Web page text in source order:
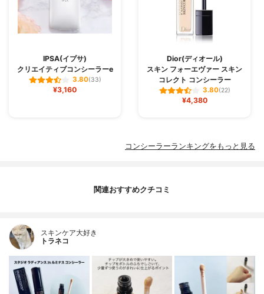
IPSA(イプサ)
クリエイティブコンシーラーe
3.80(33)
¥3,160
Dior(ディオール)
スキン フォーエヴァー スキン
コレクト コンシーラー
3.80(22)
¥4,380
コンシーラーランキングをもっと見る
関連おすすめクチコミ
スキンケア大好き
トラネコ